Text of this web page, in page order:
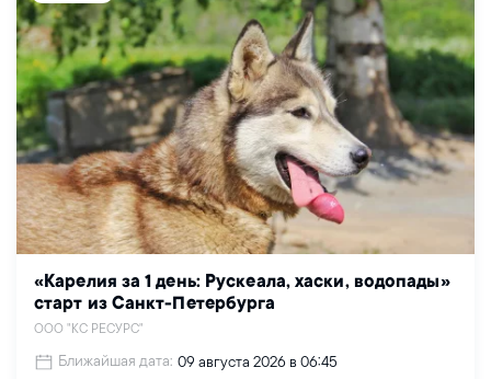
«Карелия за 1 день: Рускеала, хаски, водопады»
старт из Санкт-Петербурга
ООО "КС РЕСУРС"
Ближайшая дата: 09 августа 2026 в 06:45